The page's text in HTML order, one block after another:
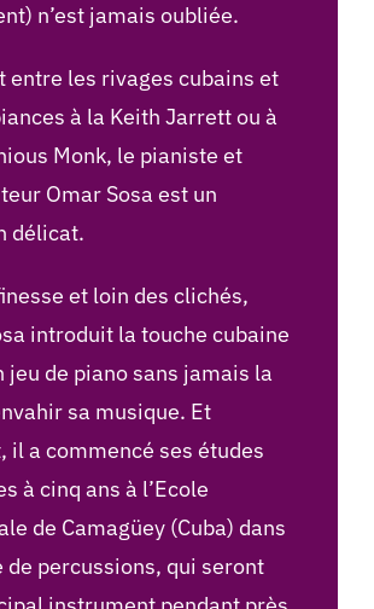
n’est jamais oubliée.
entre les rivages cubains et
à la Keith Jarrett ou à
Monk, le pianiste et
Omar Sosa est un
délicat.
et loin des clichés,
introduit la touche cubaine
jeu de piano sans jamais la
sa musique. Et
il a commencé ses études
à cinq ans à l’Ecole
de Camagüey (Cuba) dans
de percussions, qui seront